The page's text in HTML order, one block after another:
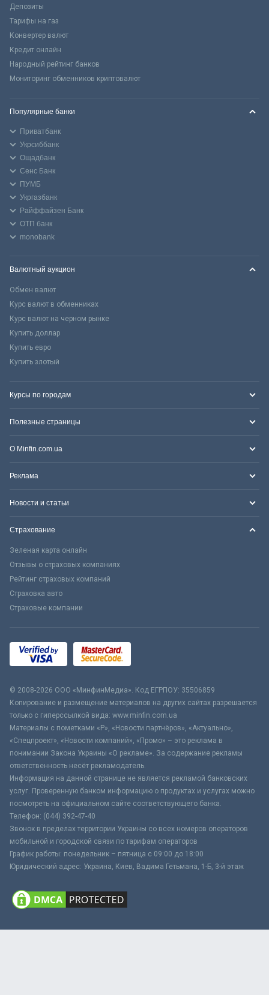
Депозиты
Тарифы на газ
Конвертер валют
Кредит онлайн
Народный рейтинг банков
Мониторинг обменников криптовалют
Популярные банки
Приватбанк
Укрсиббанк
Ощадбанк
Сенс Банк
ПУМБ
Укргазбанк
Райффайзен Банк
ОТП банк
monobank
Валютный аукцион
Обмен валют
Курс валют в обменниках
Курс валют на черном рынке
Купить доллар
Купить евро
Купить злотый
Курсы по городам
Полезные страницы
О Minfin.com.ua
Реклама
Новости и статьи
Страхование
Зеленая карта онлайн
Отзывы о страховых компаниях
Рейтинг страховых компаний
Страховка авто
Страховые компании
© 2008-2026 ООО «МинфинМедиа». Код ЕГРПОУ: 35506859
Копирование и размещение материалов на других сайтах разрешается
только с гиперссылкой вида: www.minfin.com.ua
Материалы с пометками «Р», «Новости партнёров», «Актуально»,
«Спецпроект», «Новости компаний», «Промо» – это реклама в
понимании Закона Украины «О рекламе». За содержание рекламы
ответственность несёт рекламодатель.
Информация на данной странице не является рекламой банковских
услуг. Проверенную банком информацию о продуктах и услугах можно
посмотреть на официальном сайте соответствующего банка.
Телефон: (044) 392-47-40
Звонок в пределах территории Украины со всех номеров операторов
мобильной и городской связи по тарифам операторов
График работы: понедельник – пятница с 09:00 до 18:00
Юридический адрес: Украина, Киев, Вадима Гетьмана, 1-Б, 3-й этаж